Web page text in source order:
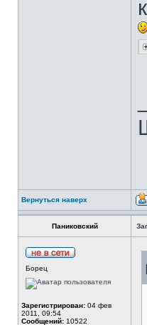
Вернуться наверх
Паниковский
Борец
Зарегистрирован: 04 фев
2011, 09:54
Сообщений: 10522